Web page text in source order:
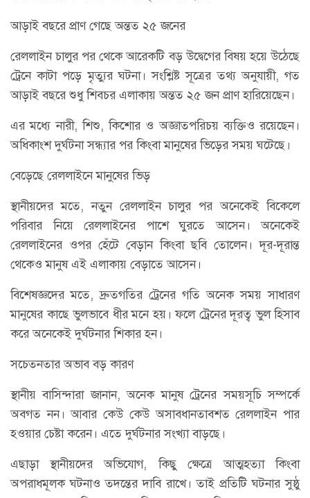
আড়াই বছরে প্রাণ গেছে অন্তত ২৫ জনের
রেললাইন চালুর পর থেকে আরেকটি বড় উদ্বেগের বিষয় হয়ে উঠেছে
ট্রেনে কাটা পড়ে মৃত্যুর ঘটনা। সংশ্লিষ্ট সূত্রের তথ্য অনুযায়ী, গত
আড়াই বছরে শুধু শিবচর এলাকায় অন্তত ২৫ জন প্রাণ হারিয়েছেন।
এর মধ্যে নারী, শিশু, কিশোর ও অজ্ঞাতপরিচয় ব্যক্তিও রয়েছেন।
অধিকাংশ দুর্ঘটনা সন্ধ্যার পর কিংবা মানুষের ভিড়ের সময় ঘটেছে।
বেড়েছে রেললাইনে মানুষের ভিড়
স্থানীয়দের মতে, নতুন রেললাইন চালুর পর অনেকেই বিকেলে
পরিবার নিয়ে রেললাইনের পাশে ঘুরতে আসেন। অনেকেই
রেললাইনের ওপর হেঁটে বেড়ান কিংবা ছবি তোলেন। দূর-দূরান্ত
থেকেও মানুষ এই এলাকায় বেড়াতে আসেন।
বিশেষজ্ঞদের মতে, দ্রুতগতির ট্রেনের গতি অনেক সময় সাধারণ
মানুষের কাছে ভুলভাবে ধীর মনে হয়। ফলে ট্রেনের দূরত্ব ভুল হিসাব
করে অনেকেই দুর্ঘটনার শিকার হন।
সচেতনতার অভাব বড় কারণ
স্থানীয় বাসিন্দারা জানান, অনেক মানুষ ট্রেনের সময়সূচি সম্পর্কে
অবগত নন। আবার কেউ কেউ অসাবধানতাবশত রেললাইন পার
হওয়ার চেষ্টা করেন। এতে দুর্ঘটনার সংখ্যা বাড়ছে।
এছাড়া স্থানীয়দের অভিযোগ, কিছু ক্ষেত্রে আত্মহত্যা কিংবা
অপরাধমূলক ঘটনাও তদন্তের দাবি রাখে। তাই প্রতিটি ঘটনার সুষ্ঠু